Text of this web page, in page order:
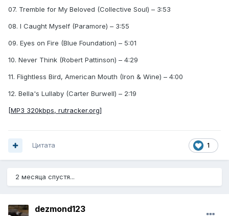
07. Tremble for My Beloved (Collective Soul) – 3:53
08. I Caught Myself (Paramore) – 3:55
09. Eyes on Fire (Blue Foundation) – 5:01
10. Never Think (Robert Pattinson) – 4:29
11. Flightless Bird, American Mouth (Iron & Wine) – 4:00
12. Bella's Lullaby (Carter Burwell) – 2:19
[MP3 320kbps, rutracker.org]
1
Цитата
2 месяца спустя...
dezmond123